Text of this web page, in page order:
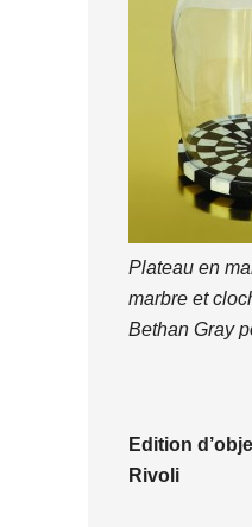
Plateau en
marbre et
Bethan Gray
Edition
Rivoli